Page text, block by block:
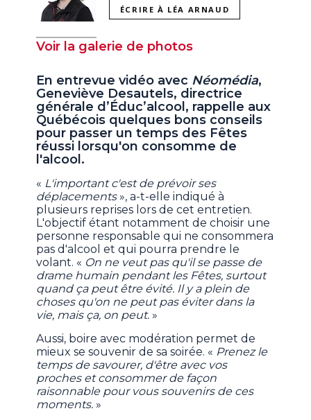
ÉCRIRE À LÉA ARNAUD
Voir la galerie de photos
En entrevue vidéo avec Néomédia,
Geneviève Desautels, directrice
générale d’Éduc’alcool, rappelle aux
Québécois quelques bons conseils
pour passer un temps des Fêtes
réussi lorsqu'on consomme de
l'alcool.
« L'important c'est de prévoir ses
déplacements», a-t-elle indiqué à
plusieurs reprises lors de cet entretien.
L'objectif étant notamment de choisir une
personne responsable qui ne consommera
pas d'alcool et qui pourra prendre le
volant. « On ne veut pas qu'il se passe de
drame humain pendant les Fêtes, surtout
quand ça peut être évité. Il y a plein de
choses qu'on ne peut pas éviter dans la
vie, mais ça, on peut. »
Aussi, boire avec modération permet de
mieux se souvenir de sa soirée. « Prenez le
temps de savourer, d'être avec vos
proches et consommer de façon
raisonnable pour vous souvenirs de ces
moments. »